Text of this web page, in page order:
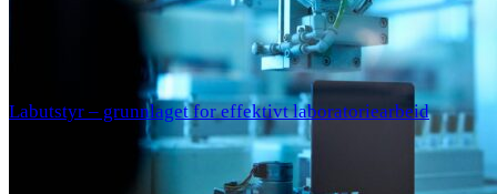
Labutstyr – grunnlaget for effektivt laboratoriearbeid
Nav kompensasjonsordning